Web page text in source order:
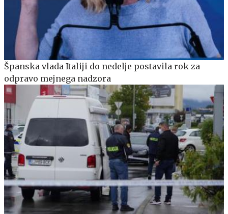
Španska vlada Italiji do nedelje postavila rok za
odpravo mejnega nadzora